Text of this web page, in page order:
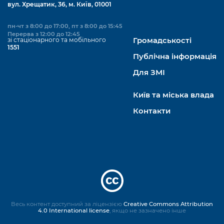
вул. Хрещатик, 36, м. Київ, 01001
пн-чт з 8:00 до 17:00, пт з 8:00 до 15:45
Перерва з 12:00 до 12:45
зі стаціонарного та мобільного
1551
Громадськості
Публічна інформація
Для ЗМІ
Київ та міська влада
Контакти
Весь контент доступний за ліцензією Creative Commons Attribution
4.0 International license, якщо не зазначено інше